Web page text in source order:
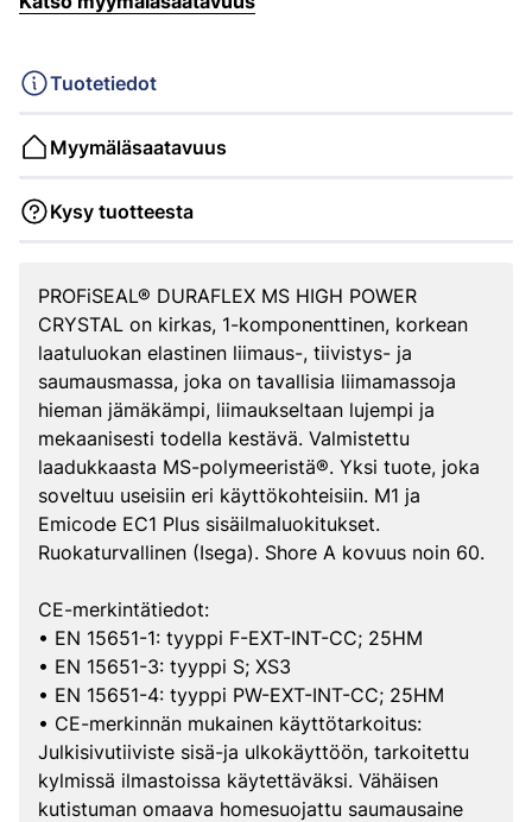
Tuotetiedot
Myymäläsaatavuus
Kysy tuotteesta
PROFiSEAL® DURAFLEX MS HIGH POWER
CRYSTAL on kirkas, 1-komponenttinen, korkean
laatuluokan elastinen liimaus-, tiivistys- ja
saumausmassa, joka on tavallisia liimamassoja
hieman jämäkämpi, liimaukseltaan lujempi ja
mekaanisesti todella kestävä. Valmistettu
laadukkaasta MS-polymeeristä®. Yksi tuote, joka
soveltuu useisiin eri käyttökohteisiin. M1 ja
Emicode EC1 Plus sisäilmaluokitukset.
Ruokaturvallinen (Isega). Shore A kovuus noin 60.
CE-merkintätiedot:
• EN 15651-1: tyyppi F-EXT-INT-CC; 25HM
• EN 15651-3: tyyppi S; XS3
• EN 15651-4: tyyppi PW-EXT-INT-CC; 25HM
• CE-merkinnän mukainen käyttötarkoitus:
Julkisivutiiviste sisä-ja ulkokäyttöön, tarkoitettu
kylmissä ilmastoissa käytettäväksi. Vähäisen
kutistuman omaava homesuojattu saumausaine